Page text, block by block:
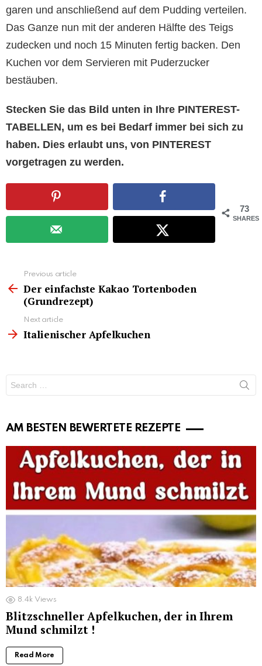
garen und anschließend auf dem Pudding verteilen.
Das Ganze nun mit der anderen Hälfte des Teigs
zudecken und noch 15 Minuten fertig backen. Den
Kuchen vor dem Servieren mit Puderzucker
bestäuben.
Stecken Sie das Bild unten in Ihre PINTEREST-
TABELLEN, um es bei Bedarf immer bei sich zu
haben. Dies erlaubt uns, von PINTEREST
vorgetragen zu werden.
73
SHARES
more
Previous article
Der einfachste Kakao Tortenboden
(Grundrezept)
Next article
Italienischer Apfelkuchen
for:
AM BESTEN BEWERTETE REZEPTE
8.4k Views
Blitzschneller Apfelkuchen, der in Ihrem
Mund schmilzt !
Read More